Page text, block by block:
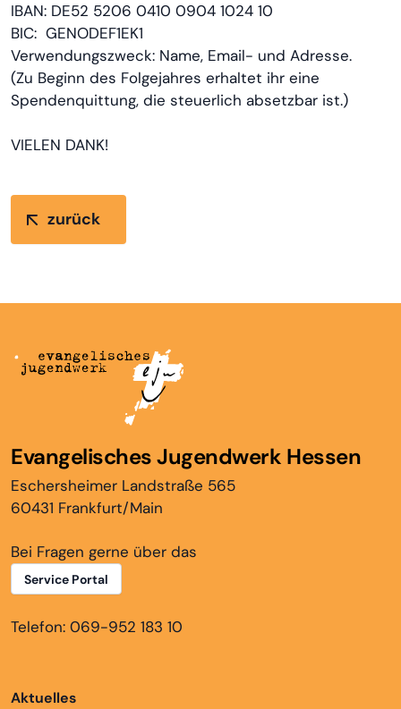
IBAN: DE52 5206 0410 0904 1024 10
BIC: GENODEF1EK1
Verwendungszweck: Name, Email- und Adresse.
(Zu Beginn des Folgejahres erhaltet ihr eine
Spendenquittung, die steuerlich absetzbar ist.)
VIELEN DANK!
zurück
Evangelisches Jugendwerk Hessen
Eschersheimer Landstraße 565
60431 Frankfurt/Main
Bei Fragen gerne über das
Service Portal
Telefon: 069-952 183 10
Aktuelles